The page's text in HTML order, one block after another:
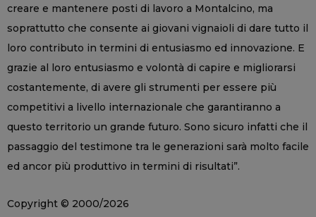
creare e mantenere posti di lavoro a Montalcino, ma
soprattutto che consente ai giovani vignaioli di dare tutto il
loro contributo in termini di entusiasmo ed innovazione. E
grazie al loro entusiasmo e volontà di capire e migliorarsi
costantemente, di avere gli strumenti per essere più
competitivi a livello internazionale che garantiranno a
questo territorio un grande futuro. Sono sicuro infatti che il
passaggio del testimone tra le generazioni sarà molto facile
ed ancor più produttivo in termini di risultati”.
Copyright © 2000/2026